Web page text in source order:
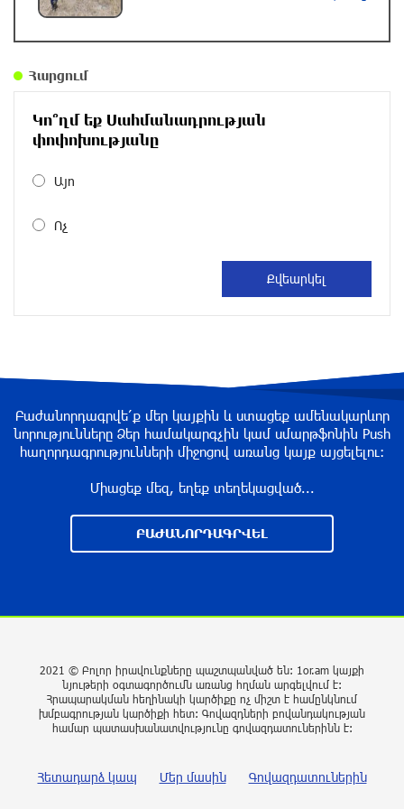
իրականացման համար
ՌԴ ԶՈւ-ն վերահսկողության տակ է վերցրել
Դաշտավանի կրակոցների վերաբերյալ
տեղեկատվությունը չի համապատասխանում
իրականությանը. ՆԳՆ
13 ժամ առաջ
վերականգնողական աշխատանքների
համագործակցության հեռանկարները
13 ժամ առաջ
վերադառնալուն
Հարցում
Կո՞ղմ եք Սահմանադրության
փոփոխությանը
Այո
Ոչ
Բաժանորդագրվե՛ք մեր կայքին և ստացեք ամենակարևոր
նորությունները Ձեր համակարգչին կամ սմարթֆոնին Push
հաղորդագրությունների միջոցով առանց կայք այցելելու։
Միացեք մեզ, եղեք տեղեկացված...
ԲԱԺԱՆՈՐԴԱԳՐՎԵԼ
2021 © Բոլոր իրավունքները պաշտպանված են: 1or.am կայքի
նյութերի օգտագործումն առանց հղման արգելվում է:
Հրապարակման հեղինակի կարծիքը ոչ միշտ է համընկնում
խմբագրության կարծիքի հետ: Գովազդների բովանդակության
համար պատասխանատվությունը գովազդատուներինն է:
Հետադարձ կապ Մեր մասին Գովազդատուներին